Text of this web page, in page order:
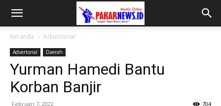
Beranda Advertorial
Advertorial Daerah
Yurman Hamedi Bantu
Korban Banjir
Februari 7, 2022 704